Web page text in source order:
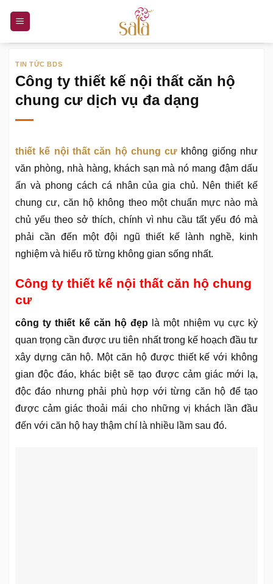
nội
TIN TỨC BDS
Công ty thiết kế nội thất căn hộ
chung cư dịch vụ đa dạng
thiết kế nội thất căn hộ chung cư không giống như
văn phòng, nhà hàng, khách sạn mà nó mang đậm dấu
ấn và phong cách cá nhân của gia chủ. Nên thiết kế
chung cư, căn hộ không theo một chuẩn mực nào mà
chủ yếu theo sở thích, chính vì nhu cầu tất yếu đó mà
phải cần đến một đội ngũ thiết kế lành nghề, kinh
nghiệm và hiểu rõ từng không gian sống nhất.
Công ty thiết kế nội thất căn hộ chung
cư
công ty thiết kế căn hộ đẹp là một nhiệm vụ cực kỳ
quan trọng cần được ưu tiên nhất trong kế hoạch đầu tư
xây dựng căn hộ. Một căn hộ được thiết kế với không
gian độc đáo, khác biệt sẽ tạo được cảm giác mới lạ,
độc đáo nhưng phải phù hợp với từng căn hộ để tạo
được cảm giác thoải mái cho những vị khách lần đầu
đến với căn hộ hay thậm chí là nhiều lầm sau đó.